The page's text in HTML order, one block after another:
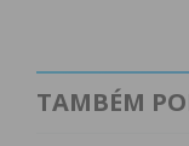
nomeação
TAMBÉM